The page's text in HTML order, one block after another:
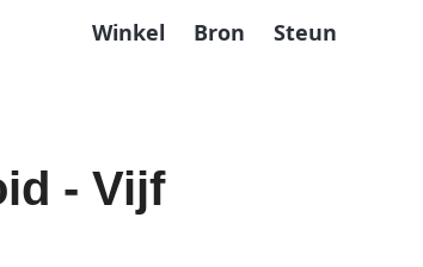
Winkel Bron Steun
- Vijf